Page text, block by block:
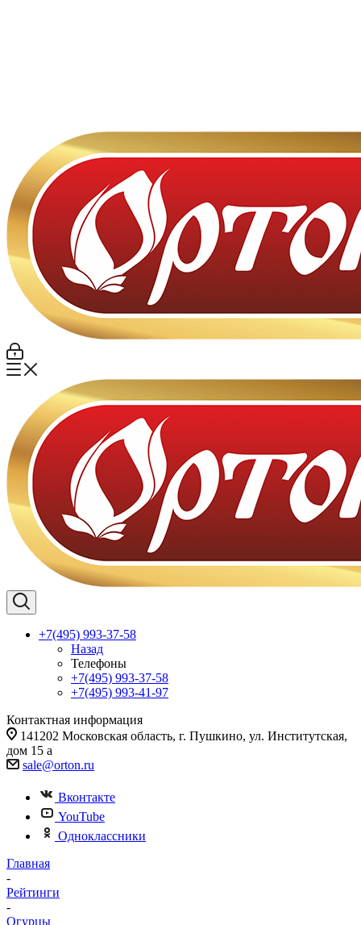
+7(495) 993-37-58
Назад
Телефоны
+7(495) 993-37-58
+7(495) 993-41-97
Контактная информация
141202 Московская область, г. Пушкино, ул. Институтская,
дом 15 а
sale@orton.ru
Вконтакте
YouTube
Одноклассники
Главная
-
Рейтинги
-
Огурцы